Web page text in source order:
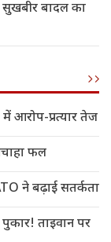
सुखबीर बादल का
में आरोप-प्रत्यार तेज
फल
ने बढ़ाई सतर्कता
ताइवान पर